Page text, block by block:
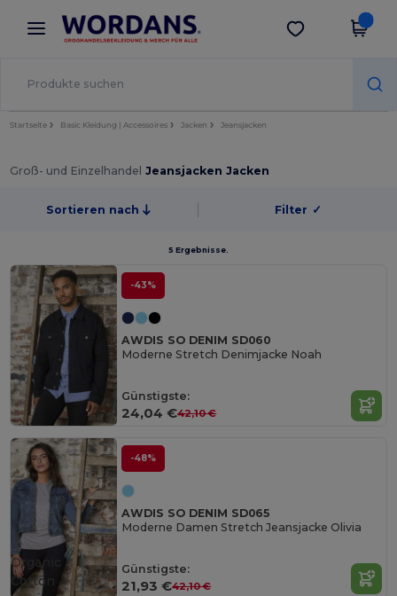
× Wordans App
Bessere Preise in der App!
App holen
Startseite Basic Kleidung | Accessoires Jacken Jeansjacken
Groß- und Einzelhandel Jeansjacken Jacken
Sortieren nach Filter ✓
5 Ergebnisse.
-43%
AWDIS SO DENIM SD060
Moderne Stretch Denimjacke Noah
Günstigste:
24,04 €42,10 €
-48%
AWDIS SO DENIM SD065
Moderne Damen Stretch Jeansjacke Olivia
Günstigste:
21,93 €42,10 €
Organic
Cotton